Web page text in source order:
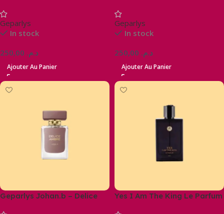
Geparlys
In stock
د.م.
Ajouter Au Panier
Geparlys
In stock
د.م.
Ajouter Au Panier
Geparlys Johan.b – Delice
Yes I Am The King Le Parfum